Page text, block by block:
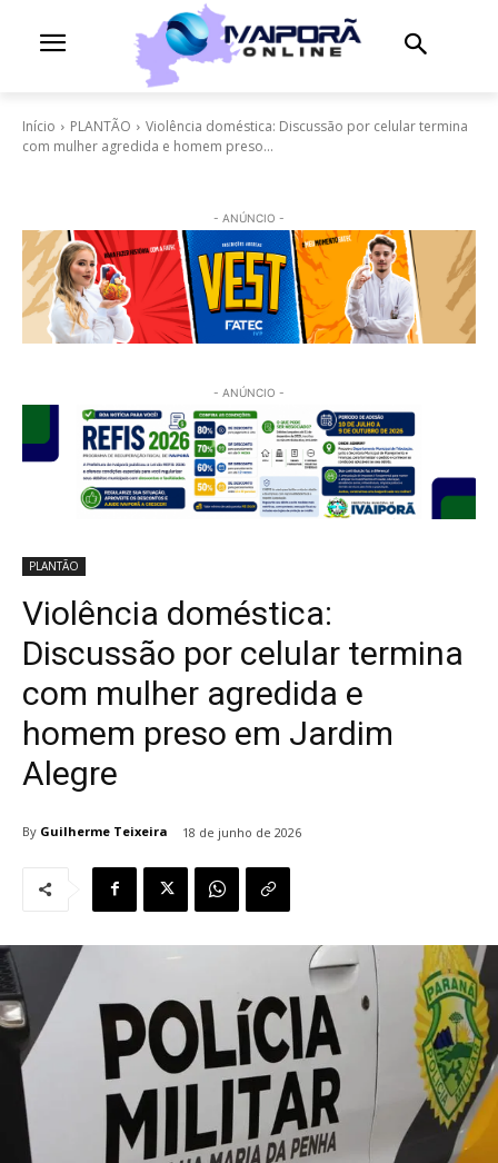
Início PLANTÃO
Violência doméstica: Discussão por celular termina
com mulher agredida e homem preso...
- ANÚNCIO -
- ANÚNCIO -
PLANTÃO
Violência doméstica:
Discussão por celular termina
com mulher agredida e
homem preso em Jardim
Alegre
By Guilherme Teixeira 18 de junho de 2026